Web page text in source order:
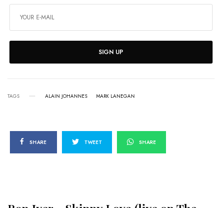
SIGN UP
TAGS ALAIN JOHANNES MARK LANEGAN
SHARE TWEET SHARE